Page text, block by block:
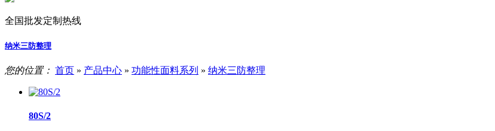
全国批发定制热线
纳米三防整理
您的位置： 首页 » 产品中心 » 功能性面料系列 » 纳米三防整理
80S/2